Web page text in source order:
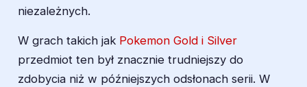
niezależnych.
W grach takich jak Pokemon Gold i Silver
przedmiot ten był znacznie trudniejszy do
zdobycia niż w późniejszych odsłonach serii. W